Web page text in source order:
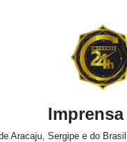
Imprensa
Aracaju, Sergipe e do